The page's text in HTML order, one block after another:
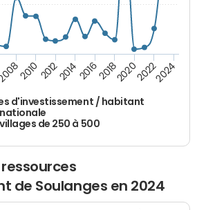
d'investissement / habitant
de 250 à 500
2010 2012201420162018202020222024
de Soulanges en 2024